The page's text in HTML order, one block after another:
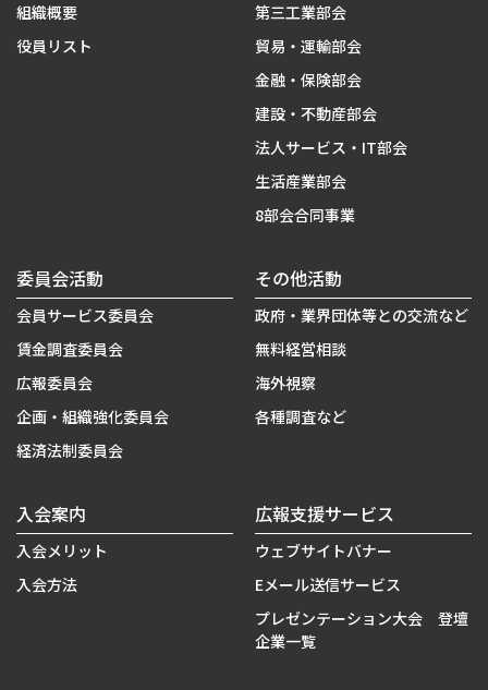
組織概要
役員リスト
第三工業部会
貿易・運輸部会
金融・保険部会
建設・不動産部会
法人サービス・IT部会
生活産業部会
8部会合同事業
委員会活動
会員サービス委員会
賃金調査委員会
広報委員会
企画・組織強化委員会
経済法制委員会
その他活動
政府・業界団体等との交流など
無料経営相談
海外視察
各種調査など
入会案内
入会メリット
入会方法
広報支援サービス
ウェブサイトバナー
Eメール送信サービス
プレゼンテーション大会 登壇
企業一覧